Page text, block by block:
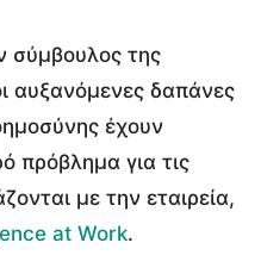
σύμβουλος της
αυξανόμενες δαπάνες
έχουν
πρόβλημα για τις
με την εταιρεία,
at Work.